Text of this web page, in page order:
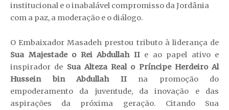
institucional e o inabalável compromisso da Jordânia
com a paz, a moderação e o diálogo.
O Embaixador Masadeh prestou tributo à liderança de
Sua Majestade o Rei Abdullah IIe ao papel ativo e
inspirador de Sua Alteza Real o Príncipe Herdeiro Al
Hussein bin Abdullah IIna promoção do
empoderamento da juventude, da inovação e das
aspirações da próxima geração. Citando Sua